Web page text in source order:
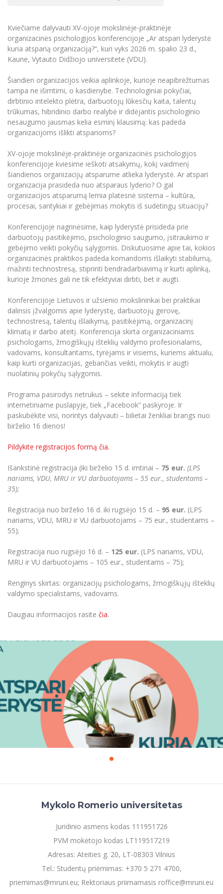
MRU pop vokalinis ansamblis (vadovas Artūras
Novikas)
MRU merginų choras
Studijų organizavimas
Kitos galimybės
Azijos centras
Vilniaus Karaliaus Sedžiongo institutas
Frankofoniškų šalių studijų centras
Žmogaus, aplinkos ir technologijų (HET)
Doktorantūra
Akademinė leidyba
Mokymų LAB
Mokslo naujienos
Kasmetiniai mokslo renginiai
Akademinė etika
Darbas MRU
Universiteto simbolika
Atributika
Naujienos
Tarptautiškumas
Studentams
Studentams
Darbuotojams
Azijos centras
Vilniaus Karaliaus Sedžiongo institutas
Frankofoniškų šalių studijų centras
Darbuotojams
Partnerystės
Vilniaus Karaliaus Sedžiongo institutas
Frankofoniškų šalių studijų centras
Darnus vystymasis
Privatumo politika
Negalia ir individualieji poreikiai
Viešai skelbiama informacija
Parama Ukrainai
Civilinė sauga
Korupcijos prevencija
Bakalauro studijos
Magistrantūros studijos
Vadovų MBA
Teisės LL.M.
Papildomosios studijos
Pedagogų rengimas
Doktorantūros studijos
Privačių interesų deklaravimas
Informacija naujiems darbuotojams
Studijų Moodle (studijų vykdymui)
Darbuotojų Moodle (kompetencijų tobulinimui)
Informacinė sistema "Studijos"
Darbuotojų elektroninis paštas
Daugiafaktorinė autentifikacija universiteto
darbuotojams (MFA)
Mokslininkų profiliai "CRIS"
Bendruomenės gerovė
Darbuotojų kvalifikacijos kėlimas
MRU norminių teisės aktų duomenų bazė
Intranetas
eDVS
Microsoft Office 365
MRU mobilios programėlės
Pagalbos sistema
Profesinė sąjunga
Kontaktų paieška
Kviečiame dalyvauti XV-ojoje mokslinėje-praktinėje
organizacinės psichologijos konferencijoje „Ar atspari lyderystė
kuria atsparią organizaciją?“, kuri vyks 2026 m. spalio 23 d.,
Kaune, Vytauto Didžiojo universitete (VDU).
Šiandien organizacijos veikia aplinkoje, kurioje neapibrėžtumas
tampa ne išimtimi, o kasdienybe. Technologiniai pokyčiai,
dirbtinio intelekto plėtra, darbuotojų lūkesčių kaita, talentų
trūkumas, hibridinio darbo realybė ir didėjantis psichologinio
nesaugumo jausmas kelia esminį klausimą: kas padeda
organizacijoms išlikti atsparioms?
XV-ojoje mokslinėje-praktinėje organizacinės psichologijos
konferencijoje kviesime ieškoti atsakymų, kokį vaidmenį
šiandienos organizacijų atsparume atlieka lyderystė. Ar atspari
organizacija prasideda nuo atsparaus lyderio? O gal
organizacijos atsparumą lemia platesnė sistema – kultūra,
procesai, santykiai ir gebėjimas mokytis iš sudėtingų situacijų?
Konferencijoje nagrinėsime, kaip lyderystė prisideda prie
darbuotojų pasitikėjimo, psichologinio saugumo, įsitraukimo ir
gebėjimo veikti pokyčių sąlygomis. Diskutuosime apie tai, kokios
organizacinės praktikos padeda komandoms išlaikyti stabilumą,
mažinti technostresą, stiprinti bendradarbiavimą ir kurti aplinką,
kurioje žmonės gali ne tik efektyviai dirbti, bet ir augti.
Konferencijoje Lietuvos ir užsienio mokslininkai bei praktikai
dalinsis įžvalgomis apie lyderystę, darbuotojų gerovę,
technostresą, talentų išlaikymą, pasitikėjimą, organizacinį
klimatą ir darbo ateitį. Konferencija skirta organizaciniams
psichologams, žmogiškųjų išteklių valdymo profesionalams,
vadovams, konsultantams, tyrėjams ir visiems, kuriems aktualu,
kaip kurti organizacijas, gebančias veikti, mokytis ir augti
nuolatinių pokyčių sąlygomis.
Programa pasirodys netrukus – sekite informaciją tiek
internetiniame puslapyje, tiek „Facebook“ paskyroje. Ir
paskubėkite visi, norintys dalyvauti – bilietai ženkliai brangs nuo
birželio 16 dienos!
Pildykite registracijos formą čia.
Išankstinė registracija (iki birželio 15 d. imtinai – 75 eur. (LPS
nariams, VDU, MRU ir VU darbuotojams – 55 eur., studentams –
35);
Registracija nuo birželio 16 d. iki rugsėjo 15 d. – 95 eur. (LPS
nariams, VDU, MRU ir VU darbuotojams – 75 eur., studentams –
55);
Registracija nuo rugsėjo 16 d. – 125 eur. (LPS nariams, VDU,
MRU ir VU darbuotojams – 105 eur., studentams – 75);
Renginys skirtas: organizacijų psichologams, žmogiškųjų išteklių
valdymo specialistams, vadovams.
Daugiau informacijos rasite čia.
Mykolo Romerio universitetas
Juridinio asmens kodas 111951726
PVM mokėtojo kodas LT119517219
Adresas: Ateities g. 20, LT-08303 Vilnius
Tel.: Studentų priėmimas: +370 5 271 4700,
priemimas@mruni.eu; Rektoriaus priimamasis roffice@mruni.eu